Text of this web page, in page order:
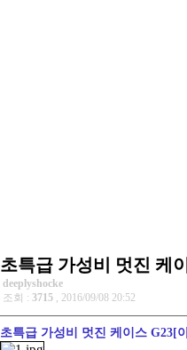
초특급 가성비 멋진 케
deeplyshocke
조회 : 3715 , 2016/09/08 20:52
초특급 가성비 멋진 케이스 G23[